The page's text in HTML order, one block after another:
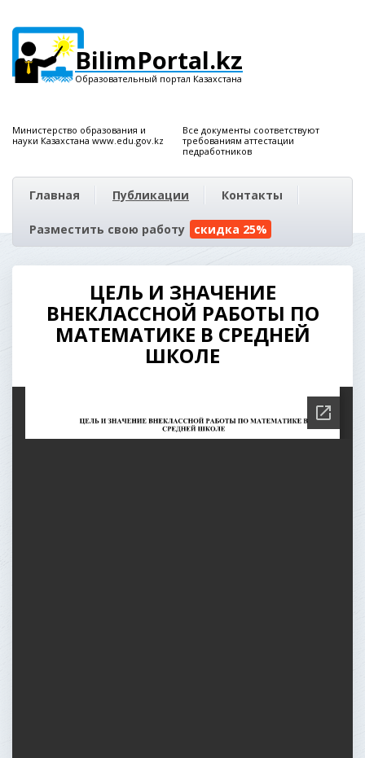
BilimPortal.kz
Образовательный портал Казахстана
Министерство образования и
науки Казахстана www.edu.gov.kz
Все документы соответствуют
требованиям аттестации
педработников
Главная Публикации Контакты
Разместить свою работу скидка 25%
ЦЕЛЬ И ЗНАЧЕНИЕ
ВНЕКЛАССНОЙ РАБОТЫ ПО
МАТЕМАТИКЕ В СРЕДНЕЙ
ШКОЛЕ